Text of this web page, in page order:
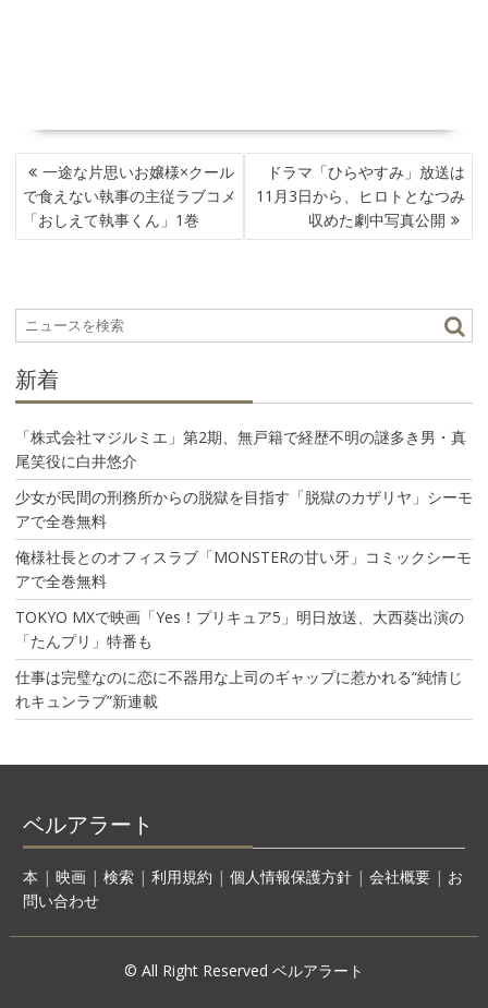
投
稿
ナ
ビ
シ
ョ
一途な片思いお嬢様×クール
で食えない執事の主従ラブコメ
「おしえて執事くん」1巻
ドラマ「ひらやすみ」放送は
11月3日から、ヒロトとなつみ
収めた劇中写真公開
新着
「株式会社マジルミエ」第2期、無戸籍で経歴不明の謎多き男・真
尾笑役に白井悠介
少女が民間の刑務所からの脱獄を目指す「脱獄のカザリヤ」シーモ
アで全巻無料
俺様社長とのオフィスラブ「MONSTERの甘い牙」コミックシーモ
アで全巻無料
TOKYO MXで映画「Yes！プリキュア5」明日放送、大西葵出演の
「たんプリ」特番も
仕事は完璧なのに恋に不器用な上司のギャップに惹かれる“純情じ
れキュンラブ”新連載
ベルアラート
本 | 映画| 検索| 利用規約 | 個人情報保護方針| 会社概要| お
問い合わせ
© All Right Reserved ベルアラート